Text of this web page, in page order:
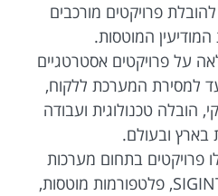
פרויקטים מורכבים
המוטסות.
על פרויקטים אסטרטגיים
למסירת המערכת ללקוח,
הובלה טכנולוגית ועבודה
בארץ ובעולם.
פרויקטים בתחום מערכות
SIGINT, Signal Processing, פלטפורמות מוטסות,